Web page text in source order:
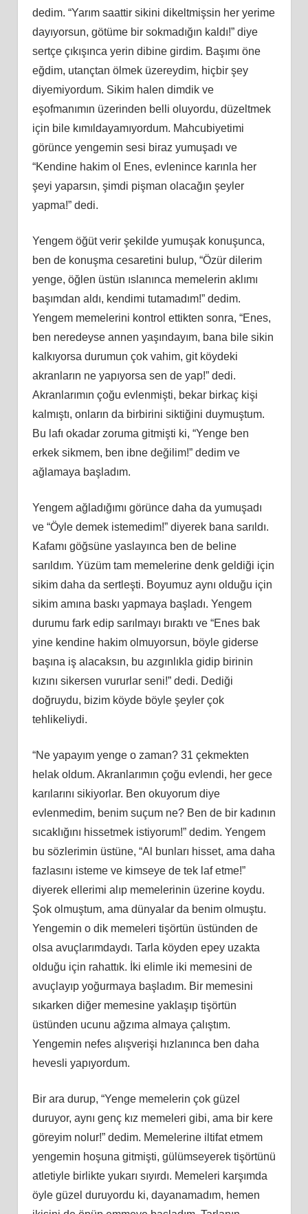
dedim. “Yarım saattir sikini dikeltmişsin her yerime
dayıyorsun, götüme bir sokmadığın kaldı!” diye
sertçe çıkışınca yerin dibine girdim. Başımı öne
eğdim, utançtan ölmek üzereydim, hiçbir şey
diyemiyordum. Sikim halen dimdik ve
eşofmanımın üzerinden belli oluyordu, düzeltmek
için bile kımıldayamıyordum. Mahcubiyetimi
görünce yengemin sesi biraz yumuşadı ve
“Kendine hakim ol Enes, evlenince karınla her
şeyi yaparsın, şimdi pişman olacağın şeyler
yapma!” dedi.
Yengem öğüt verir şekilde yumuşak konuşunca,
ben de konuşma cesaretini bulup, “Özür dilerim
yenge, öğlen üstün ıslanınca memelerin aklımı
başımdan aldı, kendimi tutamadım!” dedim.
Yengem memelerini kontrol ettikten sonra, “Enes,
ben neredeyse annen yaşındayım, bana bile sikin
kalkıyorsa durumun çok vahim, git köydeki
akranların ne yapıyorsa sen de yap!” dedi.
Akranlarımın çoğu evlenmişti, bekar birkaç kişi
kalmıştı, onların da birbirini siktiğini duymuştum.
Bu lafı okadar zoruma gitmişti ki, “Yenge ben
erkek sikmem, ben ibne değilim!” dedim ve
ağlamaya başladım.
Yengem ağladığımı görünce daha da yumuşadı
ve “Öyle demek istemedim!” diyerek bana sarıldı.
Kafamı göğsüne yaslayınca ben de beline
sarıldım. Yüzüm tam memelerine denk geldiği için
sikim daha da sertleşti. Boyumuz aynı olduğu için
sikim amına baskı yapmaya başladı. Yengem
durumu fark edip sarılmayı bıraktı ve “Enes bak
yine kendine hakim olmuyorsun, böyle giderse
başına iş alacaksın, bu azgınlıkla gidip birinin
kızını sikersen vururlar seni!” dedi. Dediği
doğruydu, bizim köyde böyle şeyler çok
tehlikeliydi.
“Ne yapayım yenge o zaman? 31 çekmekten
helak oldum. Akranlarımın çoğu evlendi, her gece
karılarını sikiyorlar. Ben okuyorum diye
evlenmedim, benim suçum ne? Ben de bir kadının
sıcaklığını hissetmek istiyorum!” dedim. Yengem
bu sözlerimin üstüne, “Al bunları hisset, ama daha
fazlasını isteme ve kimseye de tek laf etme!”
diyerek ellerimi alıp memelerinin üzerine koydu.
Şok olmuştum, ama dünyalar da benim olmuştu.
Yengemin o dik memeleri tişörtün üstünden de
olsa avuçlarımdaydı. Tarla köyden epey uzakta
olduğu için rahattık. İki elimle iki memesini de
avuçlayıp yoğurmaya başladım. Bir memesini
sıkarken diğer memesine yaklaşıp tişörtün
üstünden ucunu ağzıma almaya çalıştım.
Yengemin nefes alışverişi hızlanınca ben daha
hevesli yapıyordum.
Bir ara durup, “Yenge memelerin çok güzel
duruyor, aynı genç kız memeleri gibi, ama bir kere
göreyim nolur!” dedim. Memelerine iltifat etmem
yengemin hoşuna gitmişti, gülümseyerek tişörtünü
atletiyle birlikte yukarı sıyırdı. Memeleri karşımda
öyle güzel duruyordu ki, dayanamadım, hemen